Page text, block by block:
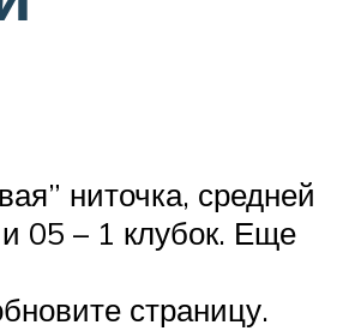
ниточка, средней
05 – 1 клубок. Еще
страницу.